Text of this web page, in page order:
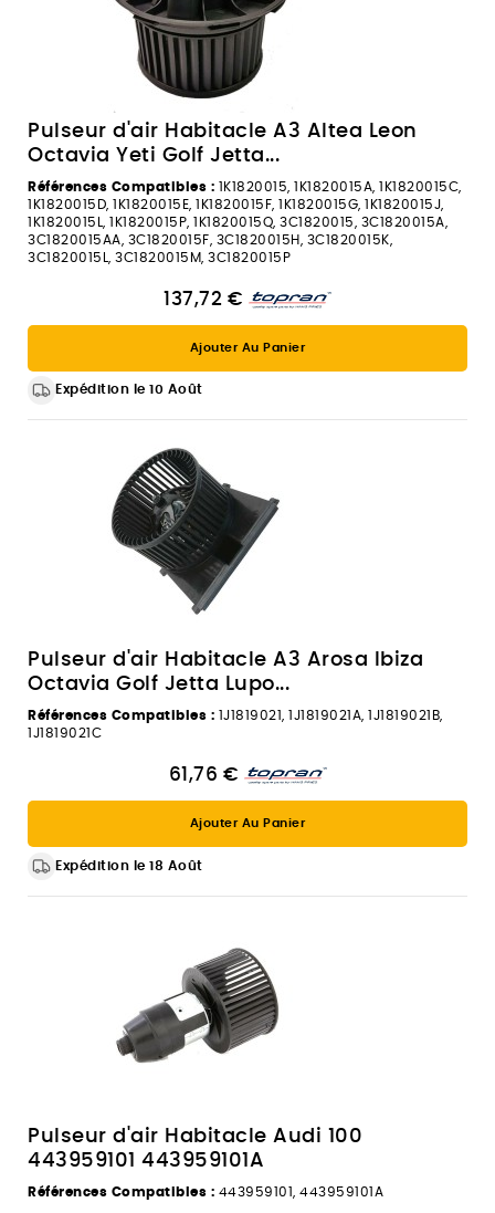
Pulseur d'air Habitacle A3 Altea Leon
Octavia Yeti Golf Jetta...
Références Compatibles : 1K1820015, 1K1820015A, 1K1820015C,
1K1820015D, 1K1820015E, 1K1820015F, 1K1820015G, 1K1820015J,
1K1820015L, 1K1820015P, 1K1820015Q, 3C1820015, 3C1820015A,
3C1820015AA, 3C1820015F, 3C1820015H, 3C1820015K,
3C1820015L, 3C1820015M, 3C1820015P
137,72 €
Ajouter Au Panier
Expédition le 10 Août
Pulseur d'air Habitacle A3 Arosa Ibiza
Octavia Golf Jetta Lupo...
Références Compatibles : 1J1819021, 1J1819021A, 1J1819021B,
1J1819021C
61,76 €
Ajouter Au Panier
Expédition le 18 Août
Pulseur d'air Habitacle Audi 100
443959101 443959101A
Références Compatibles : 443959101, 443959101A